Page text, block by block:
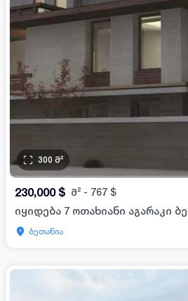
300 მ²
230,000 $ მ² - 767 $
იყიდება 7 ოთახიანი აგარაკი
ბეთანია